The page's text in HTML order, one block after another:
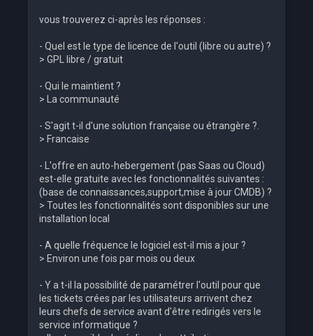
vous trouverez ci-après les réponses :
- Quel est le type de licence de l'outil (libre ou autre) ?
> GPL libre / gratuit
- Qui le maintient ?
> La communauté
- S'agit t-il d'une solution française ou étrangère ?.
> Francaise
- L'offre en auto-hebergement (pas Saas ou Cloud)
est-elle gratuite avec les fonctionnalités suivantes :
(base de connaissances,support,mise à jour CMDB) ?
> Toutes les fonctionnalités sont disponibles sur une
installation local
- A quelle fréquence le logiciel est-il mis a jour ?
> Environ une fois par mois ou deux
- Y a t-il la possibilité de paramétrer l'outil pour que
les tickets crées par les utilisateurs arrivent chez
leurs chefs de service avant d'être redirigés vers le
service informatique ?